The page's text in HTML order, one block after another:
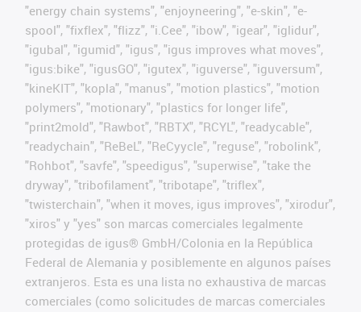
"energy chain systems", "enjoyneering", "e-skin", "e-
spool", "fixflex", "flizz", "i.Cee", "ibow", "igear", "iglidur",
"igubal", "igumid", "igus", "igus improves what moves",
"igus:bike", "igusGO", "igutex", "iguverse", "iguversum",
"kineKIT", "kopla", "manus", "motion plastics", "motion
polymers", "motionary", "plastics for longer life",
"print2mold", "Rawbot", "RBTX", "RCYL", "readycable",
"readychain", "ReBeL", "ReCyycle", "reguse", "robolink",
"Rohbot", "savfe", "speedigus", "superwise", "take the
dryway", "tribofilament", "tribotape", "triflex",
"twisterchain", "when it moves, igus improves", "xirodur",
"xiros" y "yes" son marcas comerciales legalmente
protegidas de igus® GmbH/Colonia en la República
Federal de Alemania y posiblemente en algunos países
extranjeros. Esta es una lista no exhaustiva de marcas
comerciales (como solicitudes de marcas comerciales